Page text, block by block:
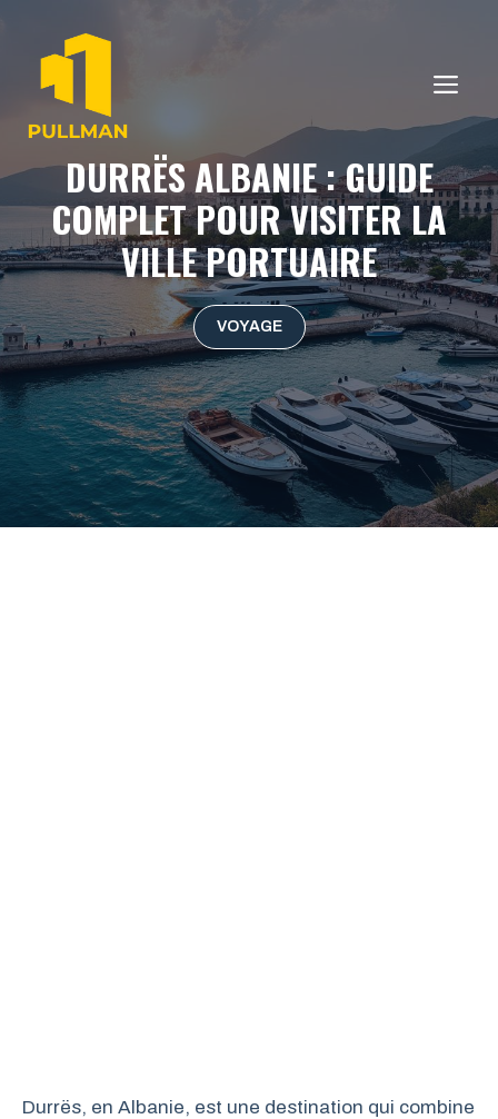
DURRËS ALBANIE : GUIDE
COMPLET POUR VISITER LA
VILLE PORTUAIRE
VOYAGE
Durrës, en Albanie, est une destination qui combine